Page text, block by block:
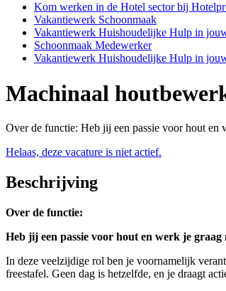
Kom werken in de Hotel sector bij
Vakantiewerk Schoonmaak
Vakantiewerk Huishoudelijke Hulp in
Schoonmaak Medewerker
Vakantiewerk Huishoudelijke Hulp in
Machinaal
Over de functie: Heb jij een passie voor hout en
Helaas, deze vacature is niet actief.
Beschrijving
Over de functie:
Heb jij een passie voor hout en werk je
In deze veelzijdige rol ben je voornamelijk
freestafel. Geen dag is hetzelfde, en je draagt